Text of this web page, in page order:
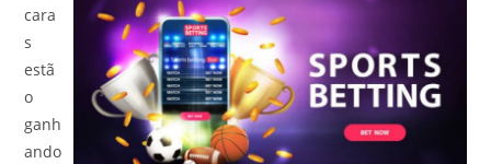
cara
s
estã
o
ganh
ando